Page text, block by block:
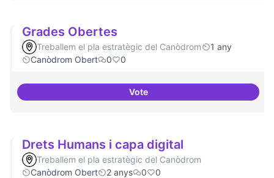
Grades Obertes
Treballem el pla estratègic del Canòdrom
1 any
Canòdrom Obert
0 0
VoteGrades Obertes
Drets Humans i capa digital
Treballem el pla estratègic del Canòdrom
Canòdrom Obert
2 anys 0 0